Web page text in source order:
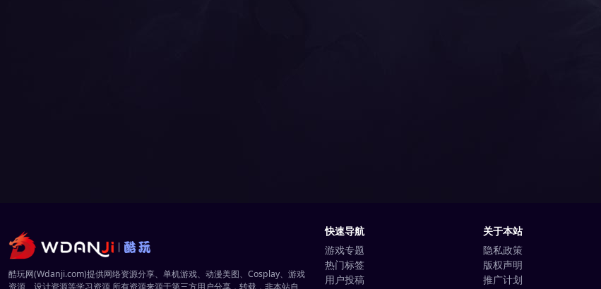
酷玩网(Wdanji.com)提供网络资源分享、单机游戏、动漫美图、Cosplay、游戏
资源、设计资源等学习资源,所有资源来源于第三方用户分享，转载，非本站自
快速导航
游戏专题
热门标签
用户投稿
关于本站
隐私政策
版权声明
推广计划